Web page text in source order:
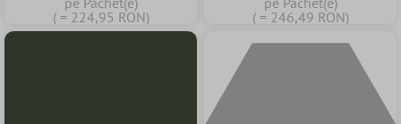
( = 224,95 RON)
( = 246,49 RON)